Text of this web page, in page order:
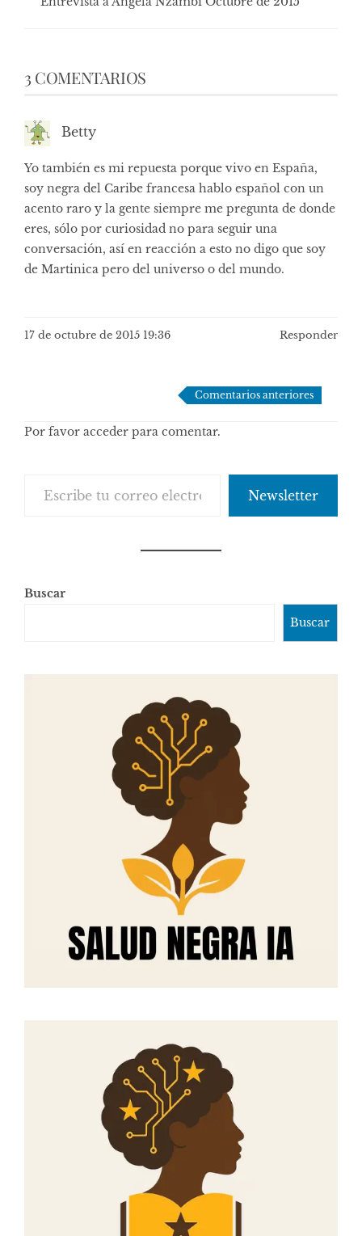
3 COMENTARIOS
Betty
Yo también es mi repuesta porque vivo en España,
soy negra del Caribe francesa hablo español con un
acento raro y la gente siempre me pregunta de donde
eres, sólo por curiosidad no para seguir una
conversación, así en reacción a esto no digo que soy
de Martinica pero del universo o del mundo.
17 de octubre de 2015 19:36 Responder
comentarios
Comentarios anteriores
Por favor acceder para comentar.
Newsletter
Buscar
Buscar